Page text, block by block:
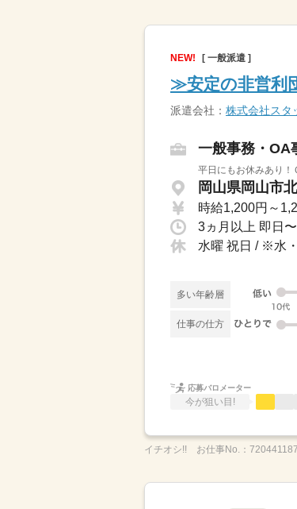
NEW! [ 一般派遣 ]
≫安定の非営利
派遣会社： 株式会社スタ
一般事務・OA
平日にもお休みあり
岡山県岡山市
時給1,200円～
水曜 祝日 / ※水
多い年齢層
仕事の仕方
応募バロメーター
今が狙い目!
イチオシ!! お仕事No.：